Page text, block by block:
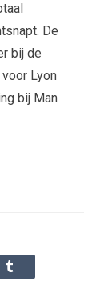
De
bij de
Lyon
bij Man
Tumblr